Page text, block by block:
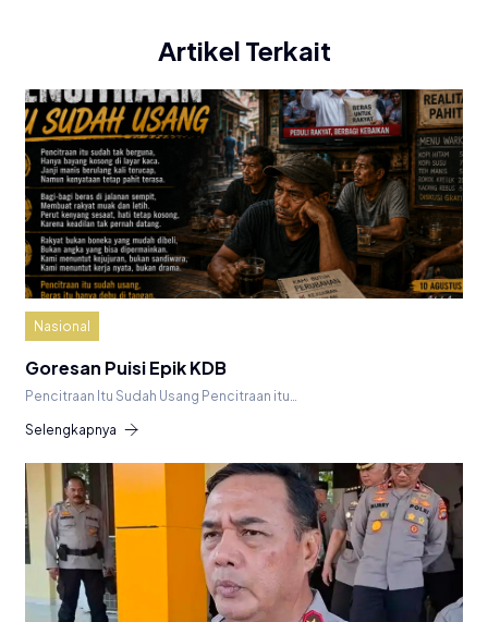
Artikel Terkait
Nasional
Goresan Puisi Epik KDB
Pencitraan Itu Sudah Usang Pencitraan itu…
Selengkapnya